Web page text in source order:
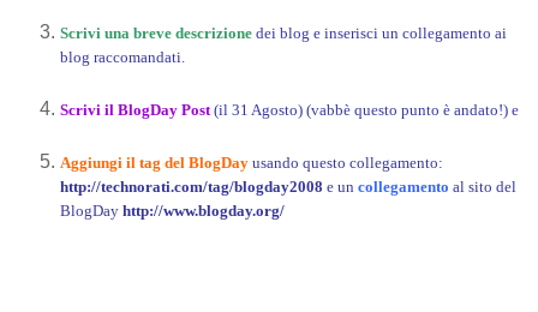
Scrivi una breve descrizione dei blog e inserisci un collegamento ai
blog raccomandati.
Scrivi il BlogDay Post (il 31 Agosto) (vabbè questo punto è andato!) e
Aggiungi il tag del BlogDay usando questo collegamento:
http://technorati.com/tag/blogday2008 e un collegamento al sito del
BlogDay http://www.blogday.org/